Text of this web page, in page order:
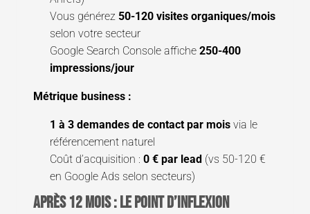
Vous générez 50-120 visites organiques/mois
selon votre secteur
Google Search Console affiche 250-400
impressions/jour
Métrique business :
1 à 3 demandes de contact par mois via le
référencement naturel
Coût d’acquisition : 0 € par lead (vs 50-120 €
en Google Ads selon secteurs)
Après 12 mois : le point d’inflexion